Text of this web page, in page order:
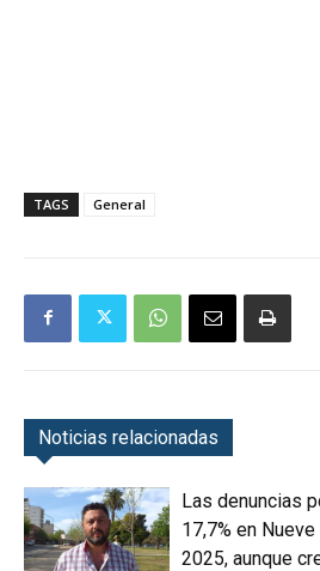
TAGS General
Noticias relacionadas
Las denuncias
17,7% en
2025, aunque